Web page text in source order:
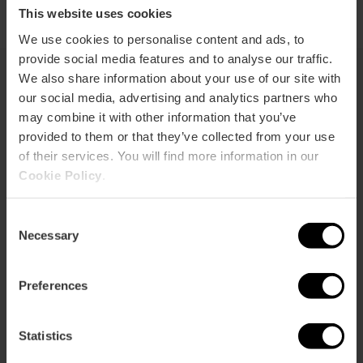
This website uses cookies
We use cookies to personalise content and ads, to
provide social media features and to analyse our traffic.
We also share information about your use of our site with
our social media, advertising and analytics partners who
may combine it with other information that you’ve
provided to them or that they’ve collected from your use
of their services. You will find more information in our
Cookie Policy
Selection
Necessary
Preferences
Statistics
También te puede interesar